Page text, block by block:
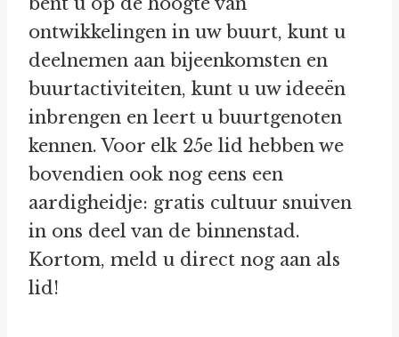
ontwikkelingen in uw buurt, kunt u
deelnemen aan bijeenkomsten en
buurtactiviteiten, kunt u uw ideeën
inbrengen en leert u buurtgenoten
kennen. Voor elk 25e lid hebben we
bovendien ook nog eens een
aardigheidje: gratis cultuur snuiven
in ons deel van de binnenstad.
Kortom, meld u direct nog aan als
lid!